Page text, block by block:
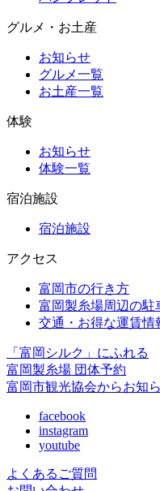
グルメ・お土産
お知らせ
グルメ一覧
お土産一覧
体験
お知らせ
体験一覧
宿泊施設
宿泊施設
アクセス
富岡市の行き方
富岡製糸場周辺の駐
交通・お得な運賃情
「富岡シルク」にふれる
富岡製糸場 団体予約
富岡市観光協会からお知
facebook
instagram
youtube
よくあるご質問